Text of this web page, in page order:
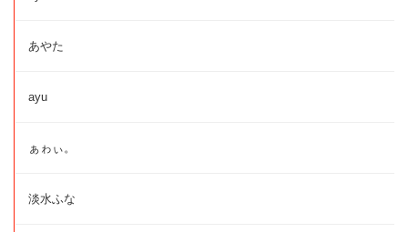
あやた
ayu
ぁゎぃ。
淡水ふな